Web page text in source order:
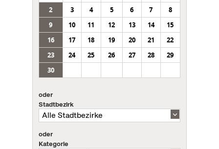
2
3 4 5 6 7
8
9
10 11 12 13 14
15
16
17 18 19 20 21
22
23
24 25 26 27 28
29
30
oder
Stadtbezirk
oder
Kategorie